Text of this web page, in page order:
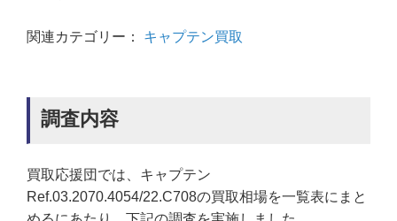
関連カテゴリー： キャプテン買取
調査内容
買取応援団では、キャプテン
Ref.03.2070.4054/22.C708の買取相場を一覧表にまと